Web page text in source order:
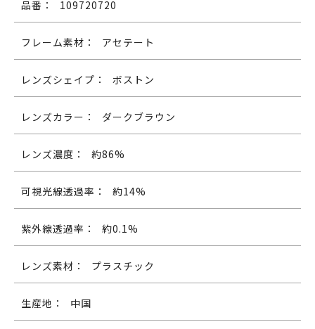
品番： 109720720
フレーム素材： アセテート
レンズシェイプ： ボストン
レンズカラー： ダークブラウン
レンズ濃度： 約86%
可視光線透過率： 約14%
紫外線透過率： 約0.1%
レンズ素材： プラスチック
生産地： 中国